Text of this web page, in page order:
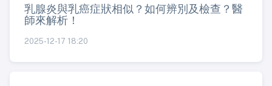
乳腺炎與乳癌症狀相似？如何辨別及檢查？醫
師來解析！
2025-12-17 18:20